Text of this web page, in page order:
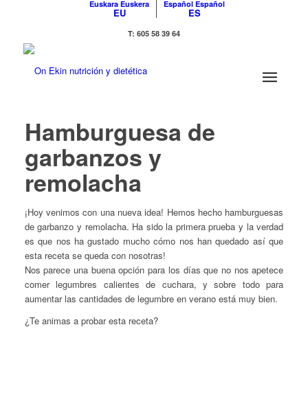
Euskara Euskera
EU
Español Español
ES
T: 605 58 39 64
Hamburguesa de
garbanzos y
remolacha
¡Hoy venimos con una nueva idea! Hemos hecho hamburguesas
de garbanzo y remolacha. Ha sido la primera prueba y la verdad
es que nos ha gustado mucho cómo nos han quedado así que
esta receta se queda con nosotras!
Nos parece una buena opción para los días que no nos apetece
comer legumbres calientes de cuchara, y sobre todo para
aumentar las cantidades de legumbre en verano está muy bien.
¿Te animas a probar esta receta?